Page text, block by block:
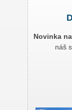
Novinka
náš